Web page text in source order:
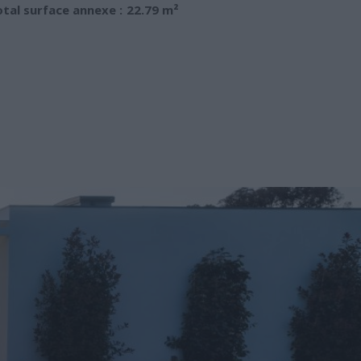
surface annexe : 22.79 m²